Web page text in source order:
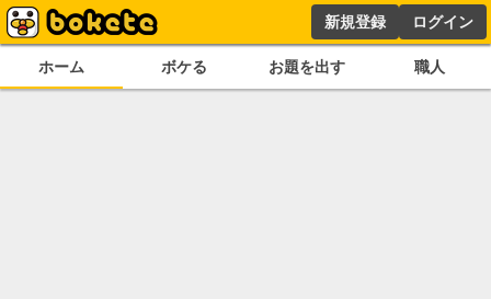
新規登録 ログイン
ホーム ボケる お題を出す 職人